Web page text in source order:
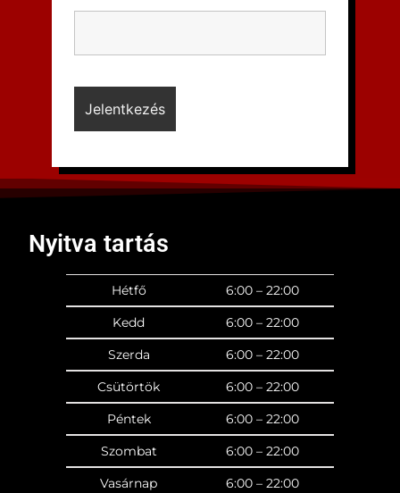
Nyitva tartás
Hétfő
6:00 – 22:00
Kedd
6:00 – 22:00
Szerda
6:00 – 22:00
Csütörtök
6:00 – 22:00
Péntek
6:00 – 22:00
Szombat
6:00 – 22:00
Vasárnap
6:00 – 22:00